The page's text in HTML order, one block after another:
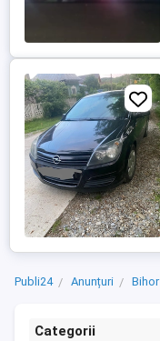
Publi24 Anunțuri Bihor
Categorii